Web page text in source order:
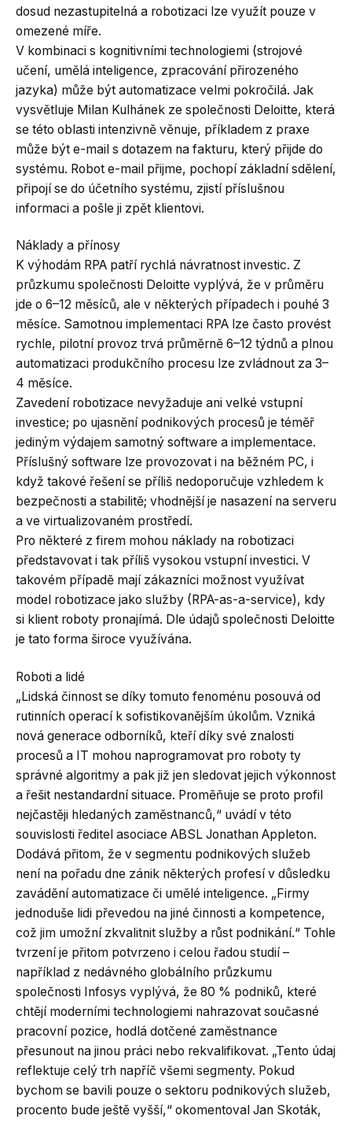
dosud nezastupitelná a robotizaci lze využít pouze v
omezené míře.
V kombinaci s kognitivními technologiemi (strojové
učení, umělá inteligence, zpracování přirozeného
jazyka) může být automatizace velmi pokročilá. Jak
vysvětluje Milan Kulhánek ze společnosti Deloitte, která
se této oblasti intenzivně věnuje, příkladem z praxe
může být e-mail s dotazem na fakturu, který přijde do
systému. Robot e-mail přijme, pochopí základní sdělení,
připojí se do účetního systému, zjistí příslušnou
informaci a pošle ji zpět klientovi.
Náklady a přínosy
K výhodám RPA patří rychlá návratnost investic. Z
průzkumu společnosti Deloitte vyplývá, že v průměru
jde o 6–12 měsíců, ale v některých případech i pouhé 3
měsíce. Samotnou implementaci RPA lze často provést
rychle, pilotní provoz trvá průměrně 6–12 týdnů a plnou
automatizaci produkčního procesu lze zvládnout za 3–
4 měsíce.
Zavedení robotizace nevyžaduje ani velké vstupní
investice; po ujasnění podnikových procesů je téměř
jediným výdajem samotný software a implementace.
Příslušný software lze provozovat i na běžném PC, i
když takové řešení se příliš nedoporučuje vzhledem k
bezpečnosti a stabilitě; vhodnější je nasazení na serveru
a ve virtualizovaném prostředí.
Pro některé z firem mohou náklady na robotizaci
představovat i tak příliš vysokou vstupní investici. V
takovém případě mají zákazníci možnost využívat
model robotizace jako služby (RPA-as-a-service), kdy
si klient roboty pronajímá. Dle údajů společnosti Deloitte
je tato forma široce využívána.
Roboti a lidé
„Lidská činnost se díky tomuto fenoménu posouvá od
rutinních operací k sofistikovanějším úkolům. Vzniká
nová generace odborníků, kteří díky své znalosti
procesů a IT mohou naprogramovat pro roboty ty
správné algoritmy a pak již jen sledovat jejich výkonnost
a řešit nestandardní situace. Proměňuje se proto profil
nejčastěji hledaných zaměstnanců,“ uvádí v této
souvislosti ředitel asociace ABSL Jonathan Appleton.
Dodává přitom, že v segmentu podnikových služeb
není na pořadu dne zánik některých profesí v důsledku
zavádění automatizace či umělé inteligence. „Firmy
jednoduše lidi převedou na jiné činnosti a kompetence,
což jim umožní zkvalitnit služby a růst podnikání.“ Tohle
tvrzení je přitom potvrzeno i celou řadou studií –
například z nedávného globálního průzkumu
společnosti Infosys vyplývá, že 80 % podniků, které
chtějí moderními technologiemi nahrazovat současné
pracovní pozice, hodlá dotčené zaměstnance
přesunout na jinou práci nebo rekvalifikovat. „Tento údaj
reflektuje celý trh napříč všemi segmenty. Pokud
bychom se bavili pouze o sektoru podnikových služeb,
procento bude ještě vyšší,“ okomentoval Jan Skoták,